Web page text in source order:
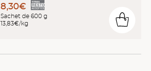
8,30€
Sachet de 600 g
13,83€/kg